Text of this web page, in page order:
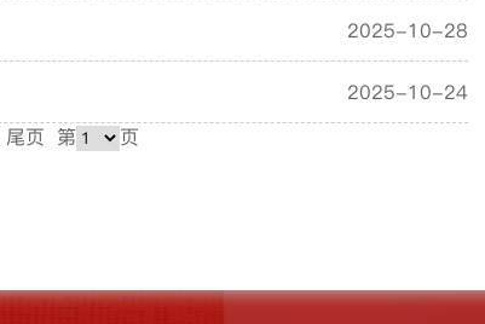
2025-10-28
2025-10-24
尾页 第 页